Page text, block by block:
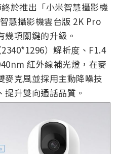
於推出「小米智慧攝影機
慧攝影機雲台版 2K Pro
項關鍵的升級。
）解析度、F1.4
紅外線補光燈，在麥
麥克風並採用主動降噪技
升雙向通話品質。